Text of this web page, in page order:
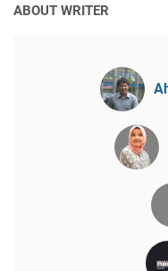
ABOUT WRITER